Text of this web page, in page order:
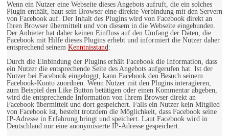
Wenn ein Nutzer eine Webseite dieses Angebots aufruft, die ein solches
Plugin enthält, baut sein Browser eine direkte Verbindung mit den Servern
von Facebook auf. Der Inhalt des Plugins wird von Facebook direkt an
Ihren Browser übermittelt und von diesem in die Webseite eingebunden.
Der Anbieter hat daher keinen Einfluss auf den Umfang der Daten, die
Facebook mit Hilfe dieses Plugins erhebt und informiert die Nutzer daher
entsprechend seinem Kenntnisstand:
Durch die Einbindung der Plugins erhält Facebook die Information, dass
ein Nutzer die entsprechende Seite des Angebots aufgerufen hat. Ist der
Nutzer bei Facebook eingeloggt, kann Facebook den Besuch seinem
Facebook-Konto zuordnen. Wenn Nutzer mit den Plugins interagieren,
zum Beispiel den Like Button betätigen oder einen Kommentar abgeben,
wird die entsprechende Information von Ihrem Browser direkt an
Facebook übermittelt und dort gespeichert. Falls ein Nutzer kein Mitglied
von Facebook ist, besteht trotzdem die Möglichkeit, dass Facebook seine
IP-Adresse in Erfahrung bringt und speichert. Laut Facebook wird in
Deutschland nur eine anonymisierte IP-Adresse gespeichert.